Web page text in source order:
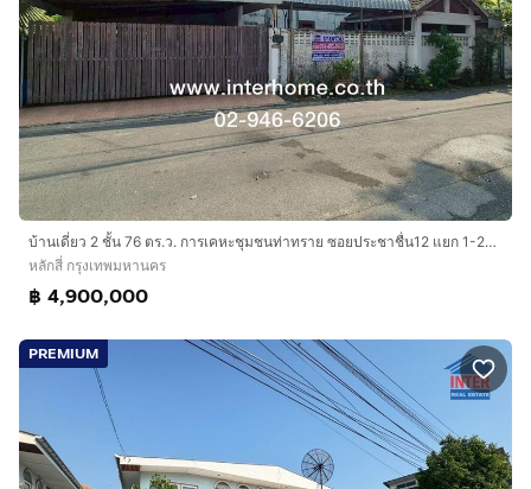
บ้านเดี่ยว 2 ชั้น 76 ตร.ว. การเคหะชุมชนท่าทราย ซอยประชาชื่น12 แยก 1-2-23 (ซ.ท่าทราย 20) ถนนประชาชื่น เขตหลักสี่ กรุงเทพมหานคร
หลักสี่ กรุงเทพมหานคร
฿ 4,900,000
PREMIUM